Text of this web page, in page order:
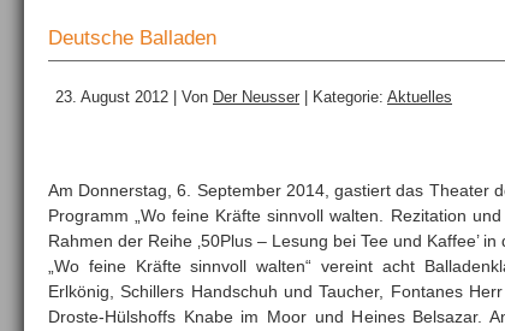
Deutsche Balladen
23. August 2012 | Von Der Neusser | Kategorie: Aktuelles
Am Donnerstag, 6. September 2014, gastiert das Theater
Programm „Wo feine Kräfte sinnvoll walten. Rezitation
Rahmen der Reihe ‚50Plus – Lesung bei Tee und Kaffee’
„Wo feine Kräfte sinnvoll walten“ vereint acht
Erlkönig, Schillers Handschuh und Taucher, Fontanes
Droste-Hülshoffs Knabe im Moor und Heines Belsazar.